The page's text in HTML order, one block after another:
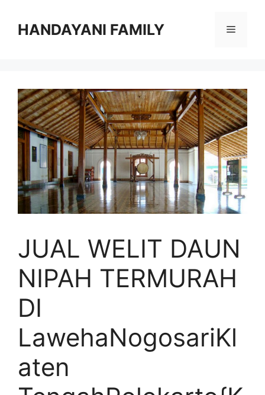
HANDAYANI FAMILY Menu
JUAL WELIT DAUN
NIPAH TERMURAH
DI
LawehaNogosariKl
aten